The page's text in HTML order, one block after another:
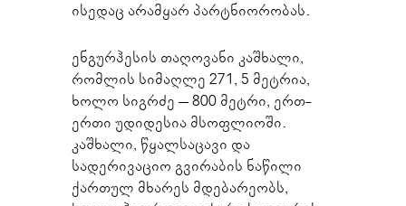
ისედაც არამყარ პარტნიორობას.
ენგურჰესის თაღოვანი კაშხალი,
რომლის სიმაღლე 271, 5 მეტრია,
ხოლო სიგრძე – 800 მეტრი, ერთ-
ერთი უდიდესია მსოფლიოში.
კაშხალი, წყალსაცავი და
სადერივაციო გვირაბის ნაწილი
ქართულ მხარეს მდებარეობს,